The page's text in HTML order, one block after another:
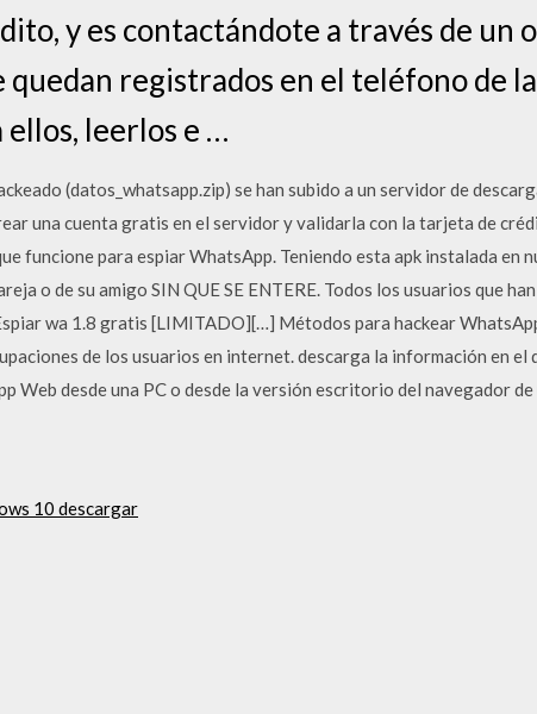
y es contactándote a través de un
quedan registrados en el teléfono de
ellos, leerlos e …
(datos_whatsapp.zip) se han subido a un servidor de
una cuenta gratis en el servidor y validarla con la tarjeta de
funcione para espiar WhatsApp. Teniendo esta apk instalada en
o de su amigo SIN QUE SE ENTERE. Todos los usuarios que
wa 1.8 gratis [LIMITADO][…] Métodos para hackear
de los usuarios en internet. descarga la información en
Web desde una PC o desde la versión escritorio del navegador
10 descargar